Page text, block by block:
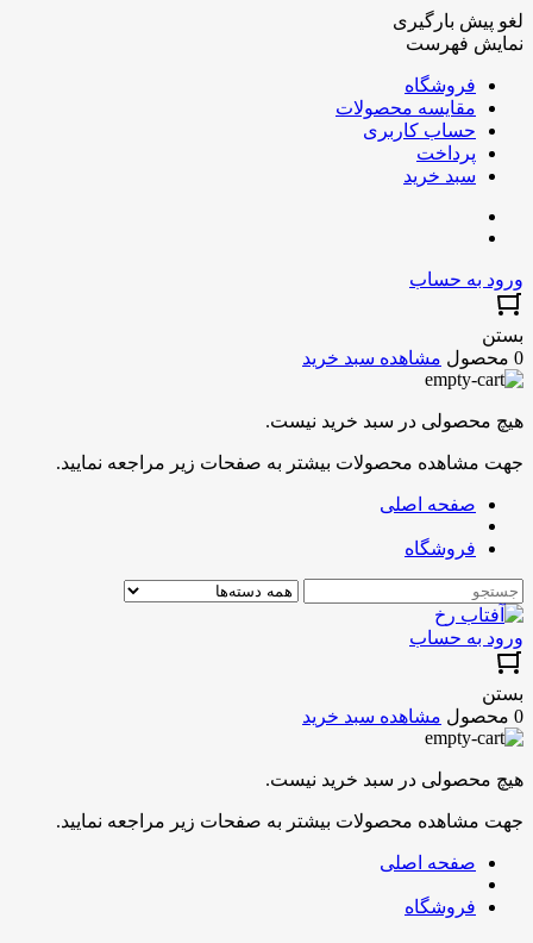
لغو پیش بارگیری
نمایش فهرست
فروشگاه
مقایسه محصولات
حساب کاربری
پرداخت
سبد خرید
ورود به حساب
بستن
0 محصول
مشاهده سبد خرید
هیچ محصولی در سبد خرید نیست.
جهت مشاهده محصولات بیشتر به صفحات زیر مراجعه نمایید.
صفحه اصلی
فروشگاه
ورود به حساب
بستن
0 محصول
مشاهده سبد خرید
هیچ محصولی در سبد خرید نیست.
جهت مشاهده محصولات بیشتر به صفحات زیر مراجعه نمایید.
صفحه اصلی
فروشگاه